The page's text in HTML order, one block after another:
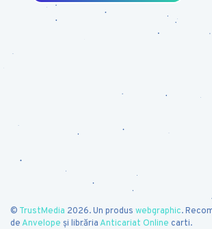
© TrustMedia 2026. Un produs webgraphic.
deAnvelope și librăriaAnticariat Online carti.